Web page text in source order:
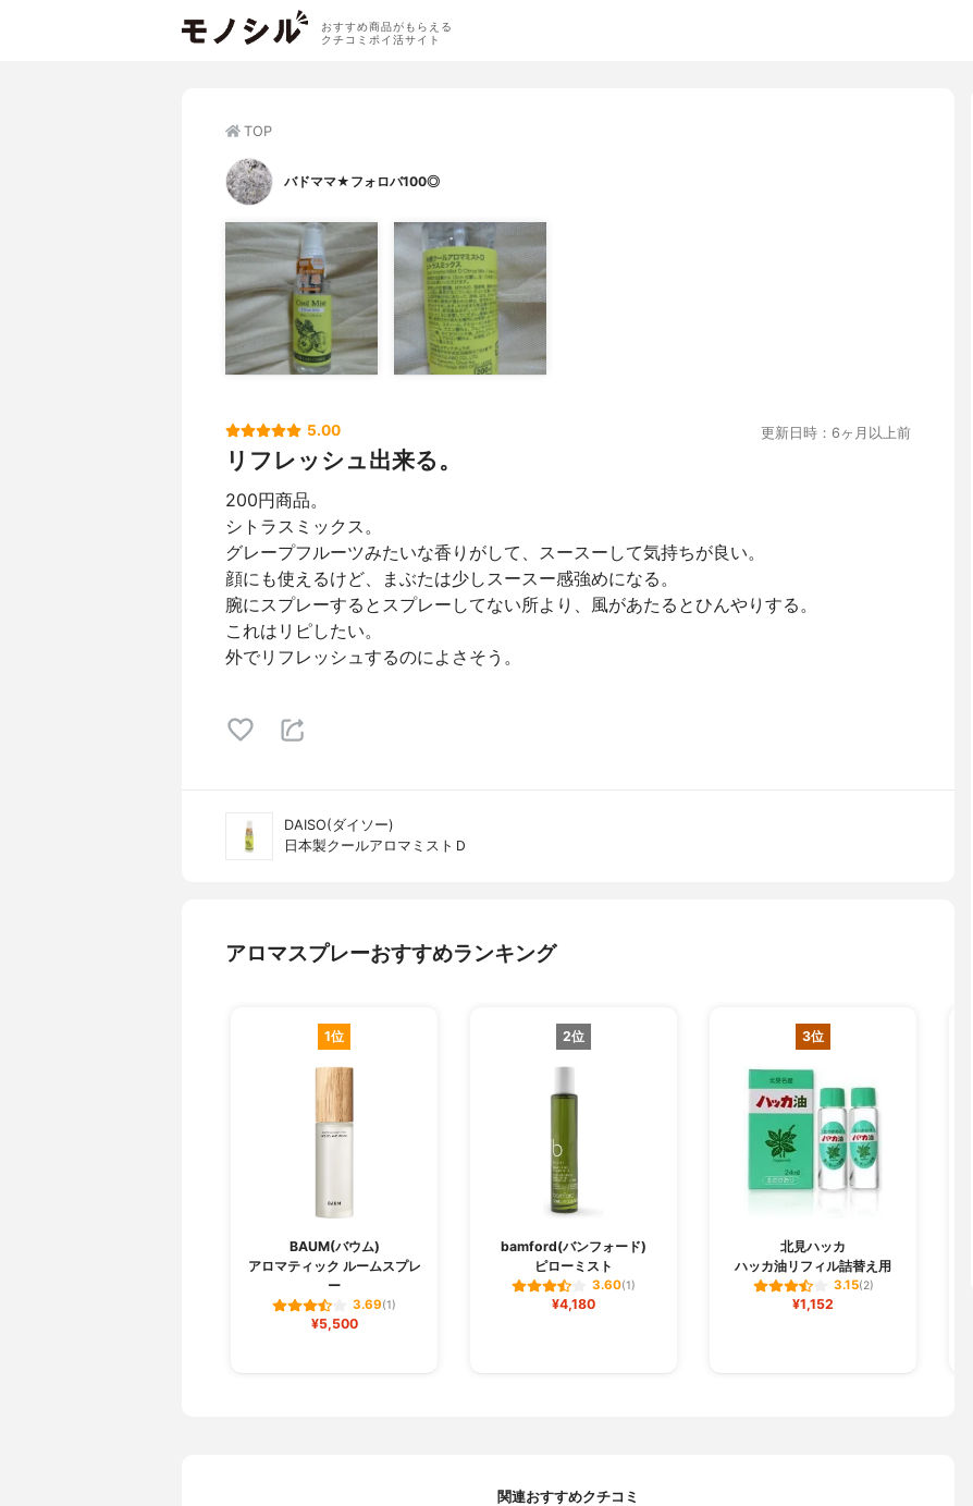
おすすめ商品がもらえる
クチコミポイ活サイト
TOP
バドママ★フォロバ100◎
5.00 更新日時：6ヶ月以上前
リフレッシュ出来る。
200円商品。
シトラスミックス。
グレープフルーツみたいな香りがして、スースーして気持ちが良い。
顔にも使えるけど、まぶたは少しスースー感強めになる。
腕にスプレーするとスプレーしてない所より、風があたるとひんやりする。
これはリピしたい。
外でリフレッシュするのによさそう。
DAISO(ダイソー)
日本製クールアロマミストＤ
アロマスプレーおすすめランキング
1位
BAUM(バウム)
アロマティック ルームスプレ
ー
3.69(1)
¥5,500
2位
bamford(バンフォード)
ピローミスト
3.60(1)
¥4,180
3位
北見ハッカ
ハッカ油リフィル詰替え用
3.15(2)
¥1,152
関連おすすめクチコミ